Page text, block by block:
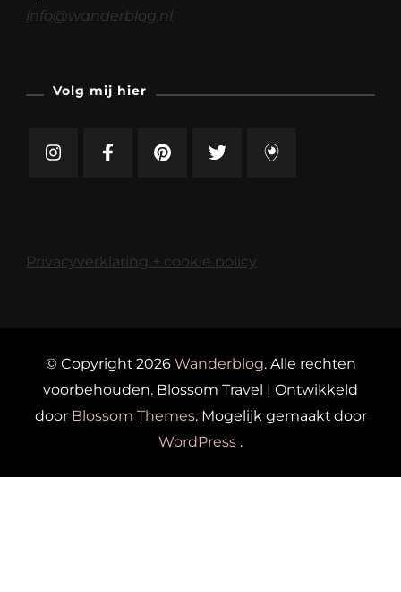
info@wanderblog.nl
Volg mij hier
Privacyverklaring + cookie policy
© Copyright 2026 Wanderblog. Alle rechten
voorbehouden. Blossom Travel | Ontwikkeld
door Blossom Themes. Mogelijk gemaakt door
WordPress .